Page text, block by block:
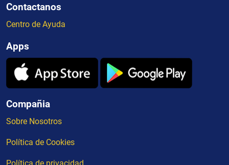
Contactanos
Centro de Ayuda
Apps
Compañia
Sobre Nosotros
Política de Cookies